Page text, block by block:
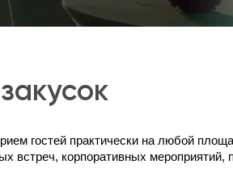
гостей практически на любой
корпоративных мероприятий,